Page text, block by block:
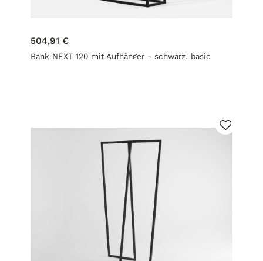
504,91 €
Bank NEXT 120 mit Aufhänger - schwarz, basic